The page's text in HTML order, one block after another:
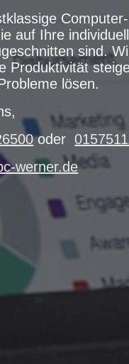
auf Ihre
sind.
Produktivität
lösen.
oder
werner.de